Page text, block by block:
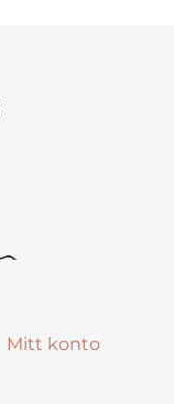
Mitt konto